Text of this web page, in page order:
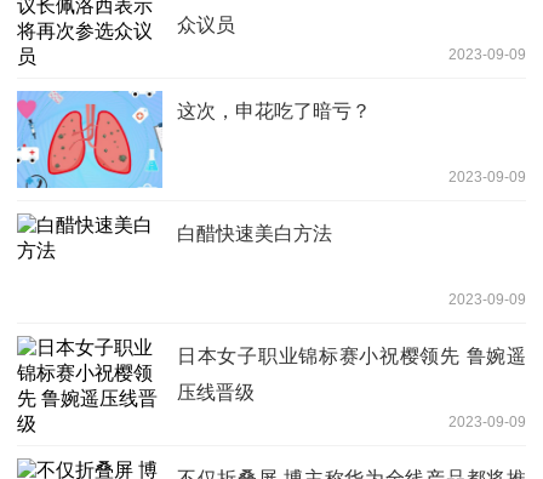
众议员
2023-09-09
这次，申花吃了暗亏？
2023-09-09
白醋快速美白方法
2023-09-09
日本女子职业锦标赛小祝樱领先 鲁婉遥
压线晋级
2023-09-09